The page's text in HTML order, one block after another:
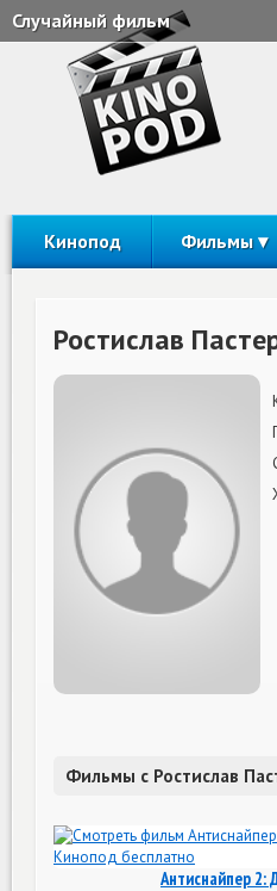
Случайный фильм
Кинопод Фильмы
Ростислав
Фильмы с Ростислав
Антиснайпер 2: